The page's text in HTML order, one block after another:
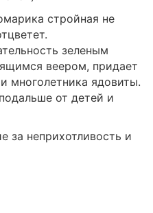
стройная не
зеленым
веером, придает
многолетника ядовиты.
от детей и
за неприхотливость и